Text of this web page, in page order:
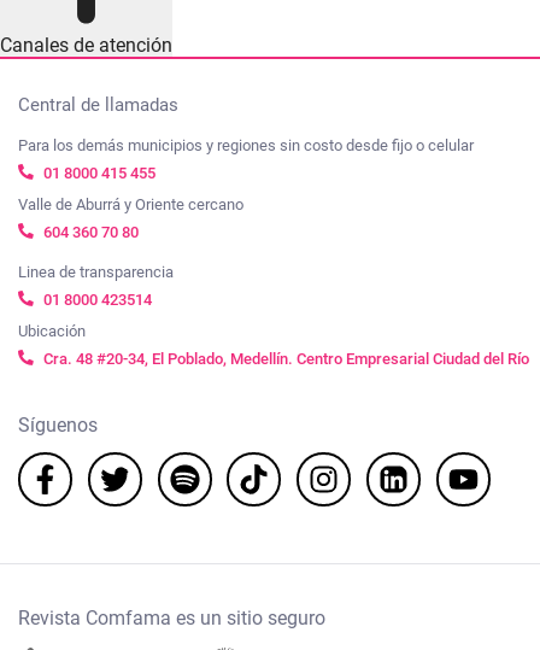
Canales de atención
Central de llamadas
Para los demás municipios y regiones sin costo desde fijo o celular
01 8000 415 455
Valle de Aburrá y Oriente cercano
604 360 70 80
Linea de transparencia
01 8000 423514
Ubicación
Cra. 48 #20-34, El Poblado, Medellín. Centro Empresarial Ciudad del Río
Síguenos
Revista Comfama es un sitio seguro